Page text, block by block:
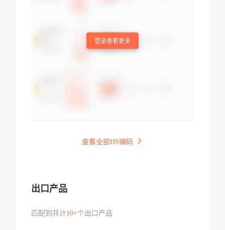
登录查看更多
查看全部HS编码
出口产品
匹配到共计10+个出口产品